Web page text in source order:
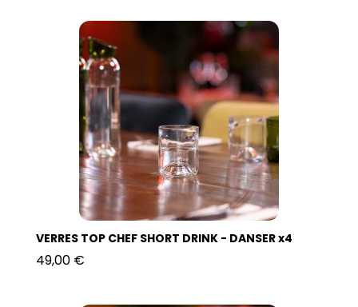
VERRES TOP CHEF SHORT DRINK - DANSER x4
49,00 €